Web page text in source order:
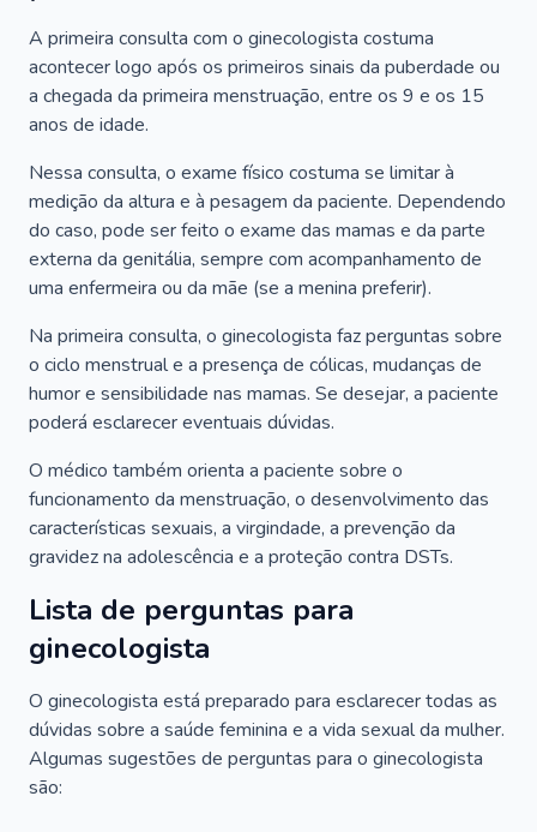
A primeira consulta com o ginecologista costuma
acontecer logo após os primeiros sinais da puberdade ou
a chegada da primeira menstruação, entre os 9 e os 15
anos de idade.
Nessa consulta, o exame físico costuma se limitar à
medição da altura e à pesagem da paciente. Dependendo
do caso, pode ser feito o exame das mamas e da parte
externa da genitália, sempre com acompanhamento de
uma enfermeira ou da mãe (se a menina preferir).
Na primeira consulta, o ginecologista faz perguntas sobre
o ciclo menstrual e a presença de cólicas, mudanças de
humor e sensibilidade nas mamas. Se desejar, a paciente
poderá esclarecer eventuais dúvidas.
O médico também orienta a paciente sobre o
funcionamento da menstruação, o desenvolvimento das
características sexuais, a virgindade, a prevenção da
gravidez na adolescência e a proteção contra DSTs.
Lista de perguntas para
ginecologista
O ginecologista está preparado para esclarecer todas as
dúvidas sobre a saúde feminina e a vida sexual da mulher.
Algumas sugestões de perguntas para o ginecologista
são: